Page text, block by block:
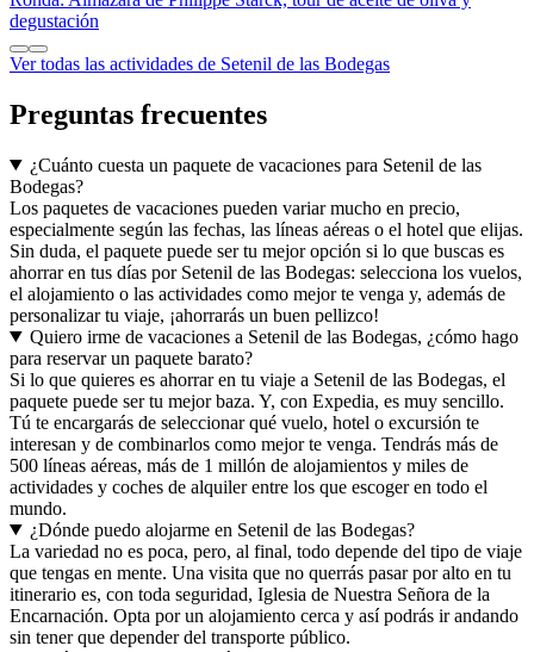
Ronda: Almazara de Philippe Starck, tour de aceite de oliva y
28 €
por adulto
El100 %de los viajeros la recomienda
Ronda: Almazara de Philippe Starck, tour de aceite de oliva y
degustación
Ver todas las actividades de Setenil de las Bodegas
Preguntas frecuentes
¿Cuánto cuesta un paquete de vacaciones para Setenil de las
Bodegas?
Los paquetes de vacaciones pueden variar mucho en precio,
especialmente según las fechas, las líneas aéreas o el hotel que elijas.
Sin duda, el paquete puede ser tu mejor opción si lo que buscas es
ahorrar en tus días por Setenil de las Bodegas: selecciona los vuelos,
el alojamiento o las actividades como mejor te venga y, además de
personalizar tu viaje, ¡ahorrarás un buen pellizco!
Quiero irme de vacaciones a Setenil de las Bodegas, ¿cómo hago
para reservar un paquete barato?
Si lo que quieres es ahorrar en tu viaje a Setenil de las Bodegas, el